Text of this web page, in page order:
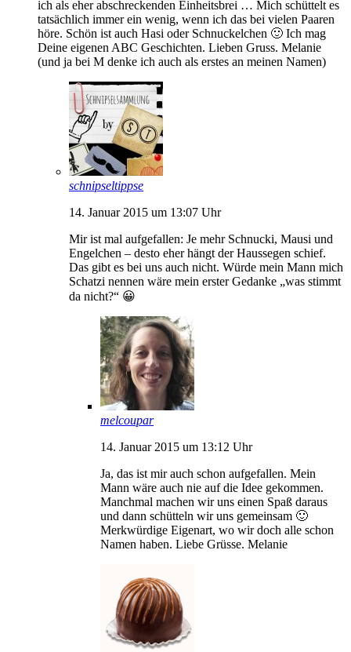
ich als eher abschreckenden Einheitsbrei … Mich schüttelt es
tatsächlich immer ein wenig, wenn ich das bei vielen Paaren
höre. Schön ist auch Hasi oder Schnuckelchen 🙂 Ich mag
Deine eigenen ABC Geschichten. Lieben Gruss. Melanie
(und ja bei M denke ich auch als erstes an meinen Namen)
schnipseltippse
14. Januar 2015 um 13:07 Uhr
Mir ist mal aufgefallen: Je mehr Schnucki, Mausi und
Engelchen – desto eher hängt der Haussegen schief.
Das gibt es bei uns auch nicht. Würde mein Mann mich
Schatzi nennen wäre mein erster Gedanke „was stimmt
da nicht?“ 😀
melcoupar
14. Januar 2015 um 13:12 Uhr
Ja, das ist mir auch schon aufgefallen. Mein
Mann wäre auch nie auf die Idee gekommen.
Manchmal machen wir uns einen Spaß daraus
und dann schütteln wir uns gemeinsam 🙂
Merkwürdige Eigenart, wo wir doch alle schon
Namen haben. Liebe Grüsse. Melanie